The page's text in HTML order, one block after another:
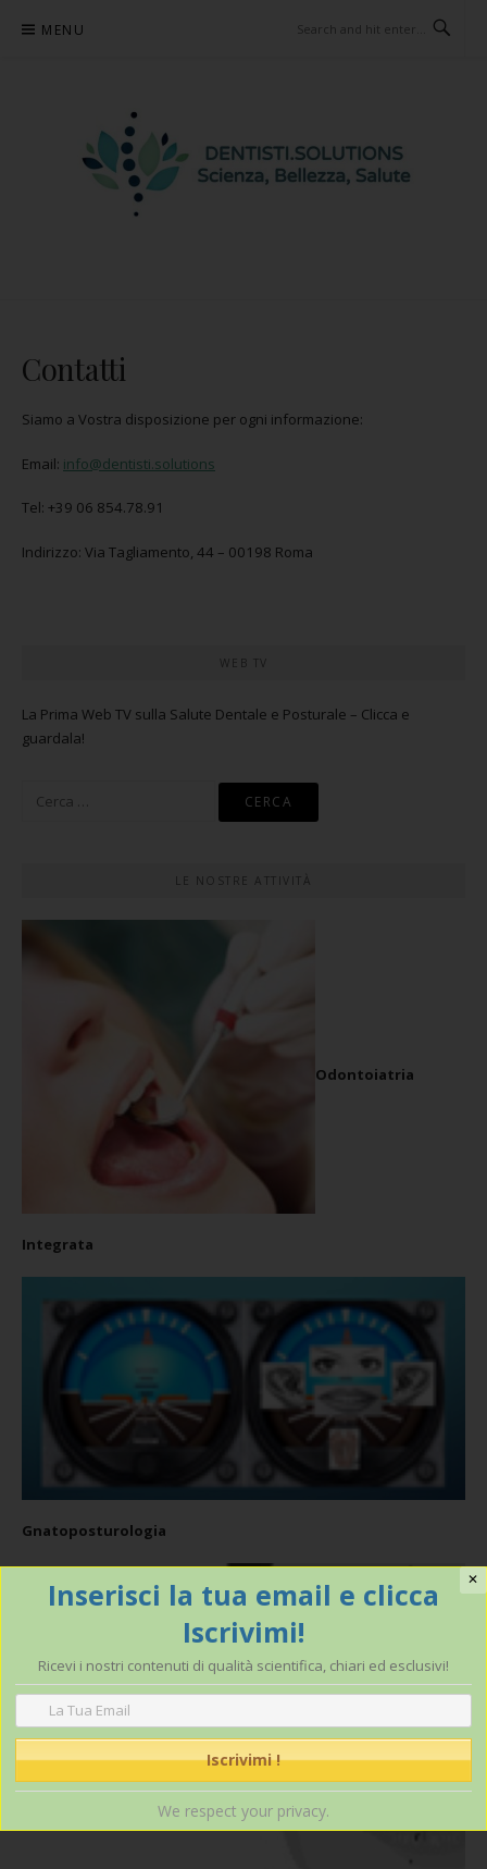
MENU
Contatti
Siamo a Vostra disposizione per ogni informazione:
Email: info@dentisti.solutions
Tel: +39 06 854.78.91
Indirizzo: Via Tagliamento, 44 – 00198 Roma
WEB TV
La Prima Web TV sulla Salute Dentale e Posturale – Clicca e
guardala!
Ricerca
LE NOSTRE ATTIVITÀ
Odontoiatria
Integrata
Gnatoposturologia
✕
Inserisci la tua email e clicca
Iscrivimi!
Ricevi i nostri contenuti di qualità scientifica, chiari ed esclusivi!
We respect your privacy.